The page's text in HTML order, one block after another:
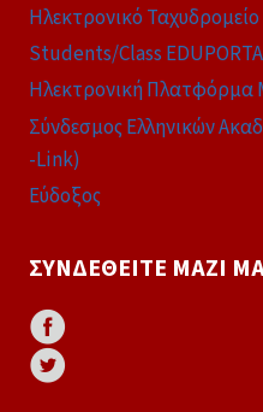
Ηλεκτρονικό Ταχυδρομείο
Students/Class
Ηλεκτρονική Πλατφόρμα
Σύνδεσμος Ελληνικών
-Link)
Εύδοξος
ΣΥΝΔΕΘΕΊΤΕ ΜΑΖΊ